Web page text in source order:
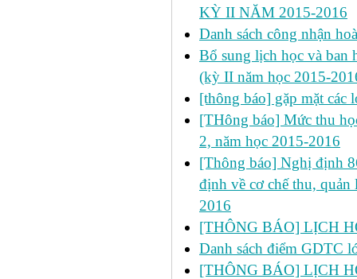
KỲ II NĂM 2015-2016
Danh sách công nhận
Bổ sung lịch học và ban
(kỳ II năm học 2015-
[thông báo] gặp mặt các
[THông báo] Mức thu
2, năm học 2015-2016
[Thông báo] Nghị định
định về cơ chế thu,
2016
[THÔNG BÁO] LỊCH
Danh sách điểm GDTC
[THÔNG BÁO] LỊCH